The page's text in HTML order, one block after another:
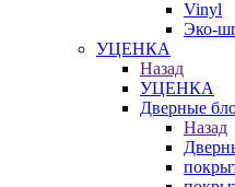
Vinyl
Эко-
УЦЕНКА
Назад
УЦЕНКА
Дверные
Назад